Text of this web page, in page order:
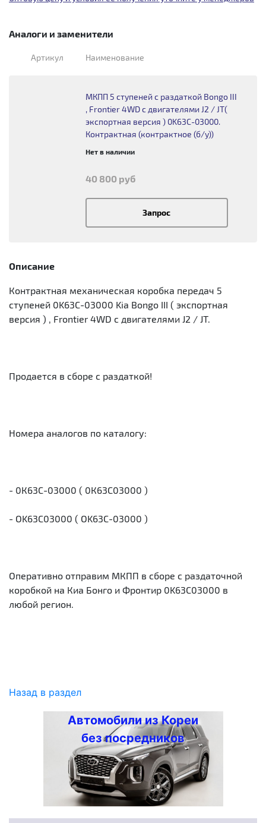
Аналоги и заменители
Артикул Наименование
МКПП 5 ступеней с раздаткой Bongo III
, Frontier 4WD с двигателями J2 / JT(
экспортная версия ) 0K63C-03000.
Контрактная (контрактное (б/у))
Нет в наличии
40 800 руб
Запрос
Описание
Контрактная механическая коробка передач 5
ступеней 0K63C-03000 Kia Bongo III ( экспортная
версия ) , Frontier 4WD с двигателями J2 / JT.
Продается в сборе с раздаткой!
Номера аналогов по каталогу:
- 0К63С-03000 ( 0К63С03000 )
- OK63C03000 ( OK63C-03000 )
Оперативно отправим МКПП в сборе с раздаточной
коробкой на Киа Бонго и Фронтир 0K63C03000 в
любой регион.
Назад в раздел
Автомобили из Кореи
без посредников